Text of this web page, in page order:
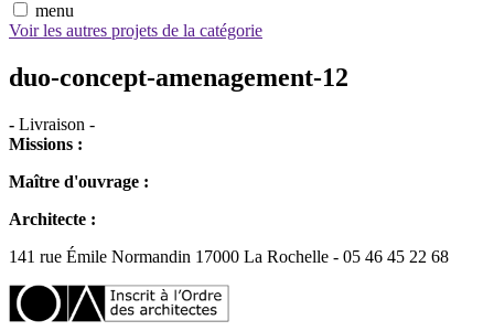
menu
Voir les autres projets de la catégorie
duo-concept-amenagement-12
- Livraison -
Missions :
Maître d'ouvrage :
Architecte :
141 rue Émile Normandin 17000 La Rochelle - 05 46 45 22 68